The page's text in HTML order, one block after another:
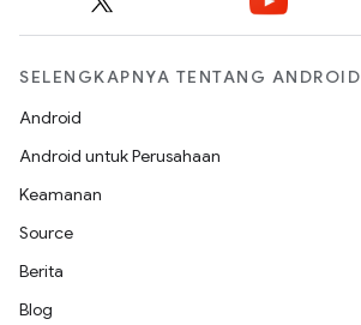
SELENGKAPNYA TENTANG ANDROID
Android
Android untuk Perusahaan
Keamanan
Source
Berita
Blog